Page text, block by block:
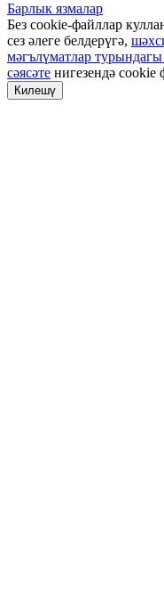
Барлык язмалар
Без cookie-файллар
сез әлеге белдерүгә,
мәгълүматлар турындагы
сәясәте нигезендә cookie
Килешү